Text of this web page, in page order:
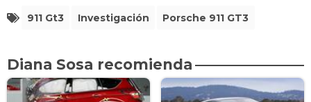
911 Gt3 Investigación Porsche 911 GT3
Diana Sosa recomienda